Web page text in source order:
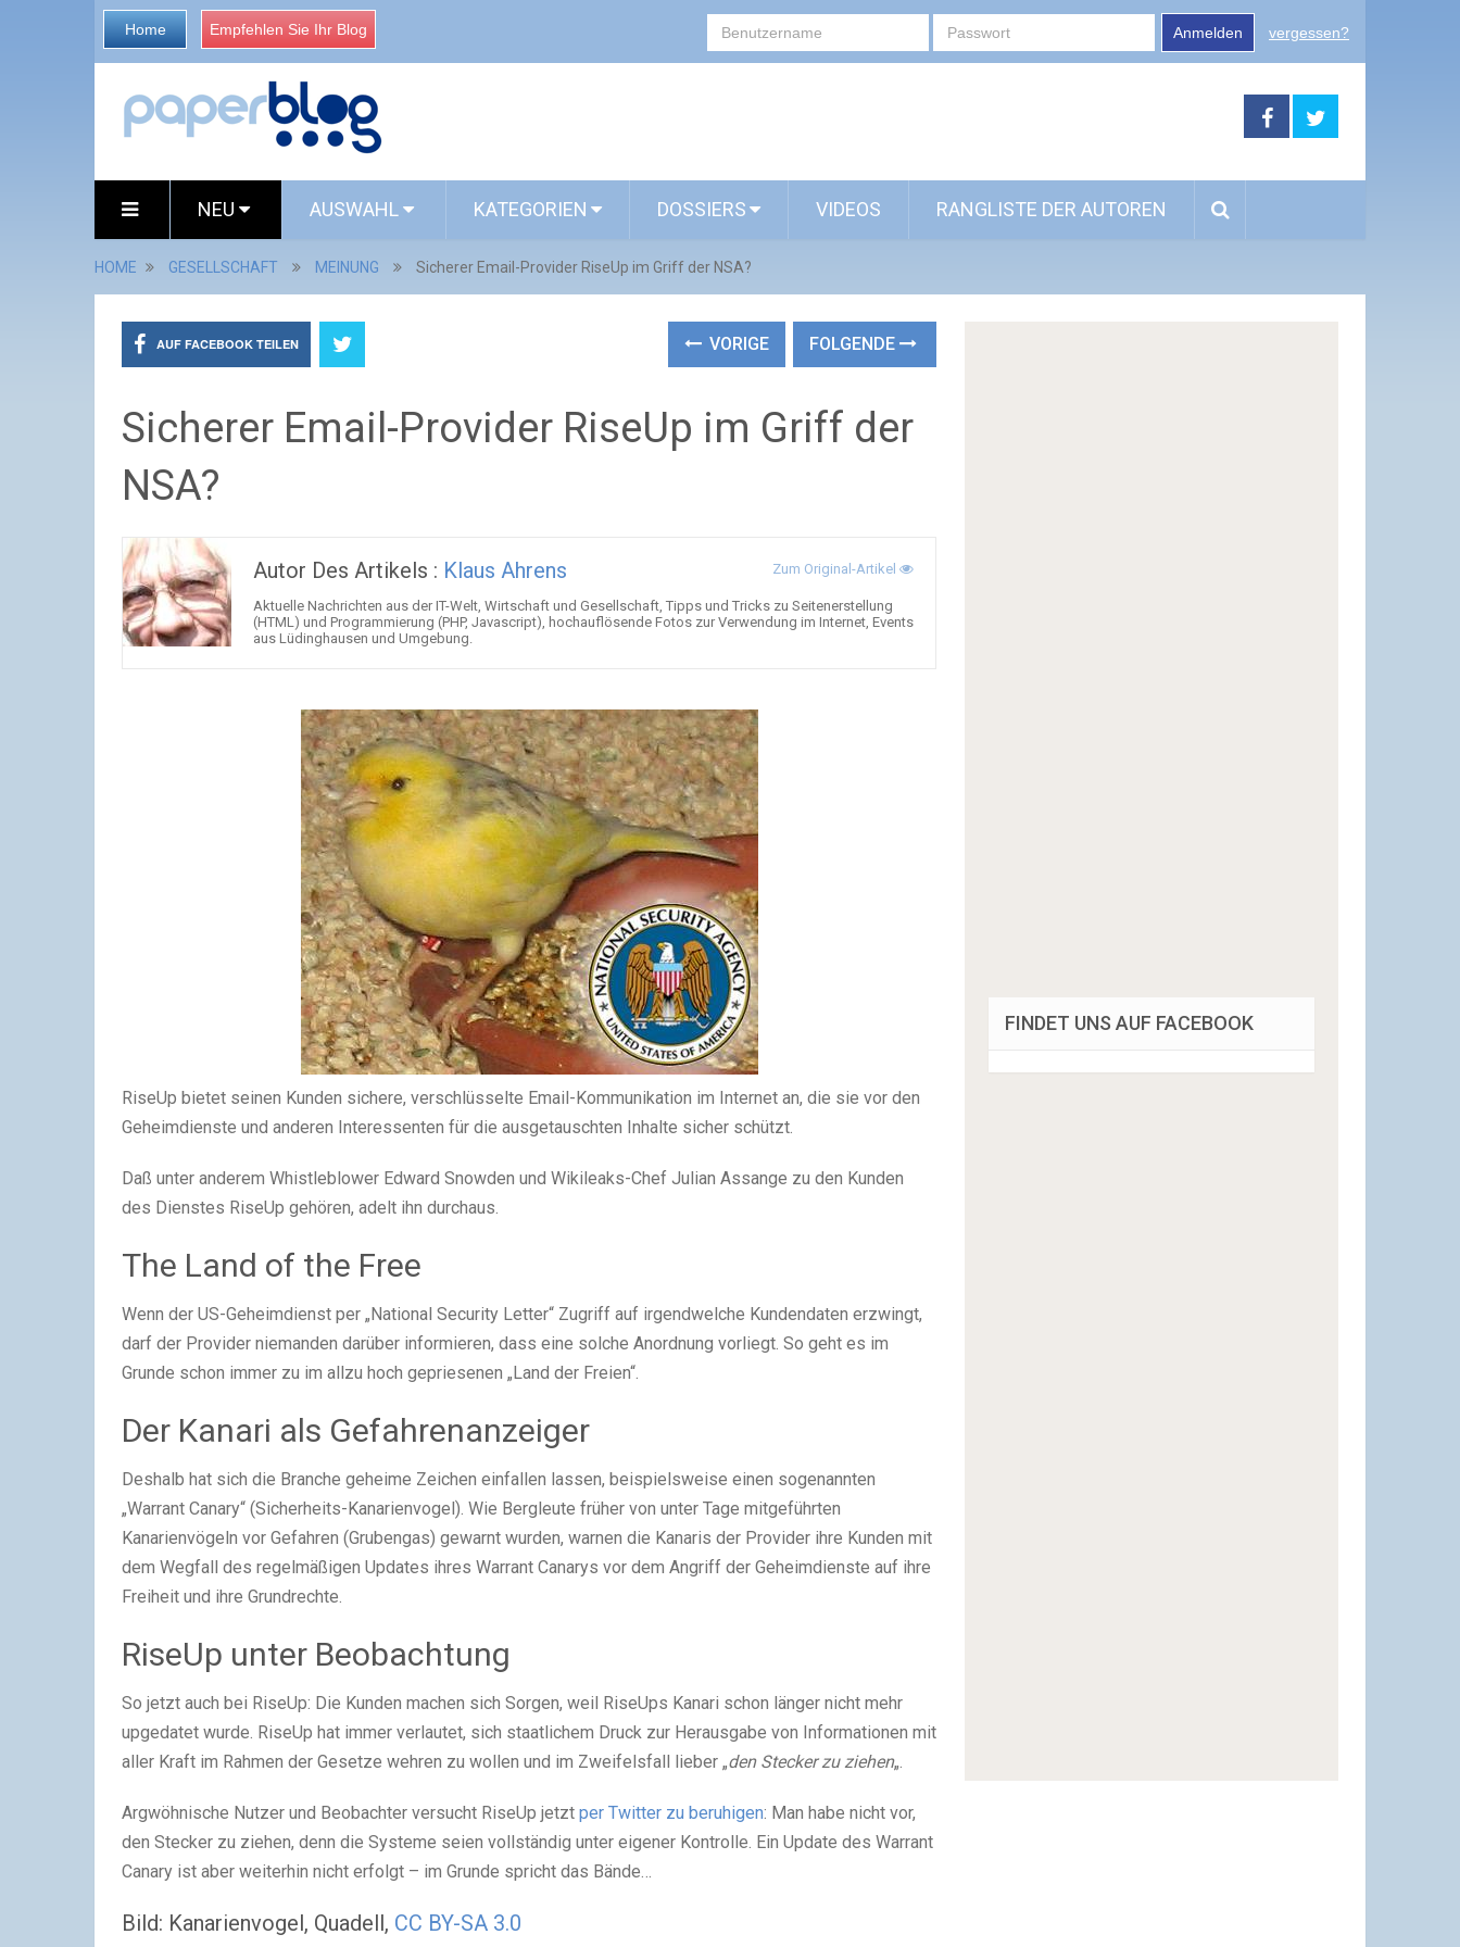
Home Empfehlen Sie Ihr Blog Anmelden vergessen?
NEU AUSWAHL KATEGORIEN DOSSIERS VIDEOS RANGLISTE DER AUTOREN
HOME GESELLSCHAFT MEINUNG Sicherer Email-Provider RiseUp im Griff der NSA?
AUF FACEBOOK TEILEN VORIGE FOLGENDE
Sicherer Email-Provider RiseUp im Griff der
NSA?
Autor Des Artikels : Klaus Ahrens Zum Original-Artikel
Aktuelle Nachrichten aus der IT-Welt, Wirtschaft und Gesellschaft, Tipps und Tricks zu Seitenerstellung
(HTML) und Programmierung (PHP, Javascript), hochauflösende Fotos zur Verwendung im Internet, Events
aus Lüdinghausen und Umgebung.
RiseUp bietet seinen Kunden sichere, verschlüsselte Email-Kommunikation im Internet an, die sie vor den
Geheimdienste und anderen Interessenten für die ausgetauschten Inhalte sicher schützt.
Daß unter anderem Whistleblower Edward Snowden und Wikileaks-Chef Julian Assange zu den Kunden
des Dienstes RiseUp gehören, adelt ihn durchaus.
The Land of the Free
Wenn der US-Geheimdienst per „National Security Letter“ Zugriff auf irgendwelche Kundendaten erzwingt,
darf der Provider niemanden darüber informieren, dass eine solche Anordnung vorliegt. So geht es im
Grunde schon immer zu im allzu hoch gepriesenen „Land der Freien“.
Der Kanari als Gefahrenanzeiger
Deshalb hat sich die Branche geheime Zeichen einfallen lassen, beispielsweise einen sogenannten
„Warrant Canary“ (Sicherheits-Kanarienvogel). Wie Bergleute früher von unter Tage mitgeführten
Kanarienvögeln vor Gefahren (Grubengas) gewarnt wurden, warnen die Kanaris der Provider ihre Kunden mit
dem Wegfall des regelmäßigen Updates ihres Warrant Canarys vor dem Angriff der Geheimdienste auf ihre
Freiheit und ihre Grundrechte.
RiseUp unter Beobachtung
So jetzt auch bei RiseUp: Die Kunden machen sich Sorgen, weil RiseUps Kanari schon länger nicht mehr
upgedatet wurde. RiseUp hat immer verlautet, sich staatlichem Druck zur Herausgabe von Informationen mit
aller Kraft im Rahmen der Gesetze wehren zu wollen und im Zweifelsfall lieber „den Stecker zu ziehen„.
Argwöhnische Nutzer und Beobachter versucht RiseUp jetzt per Twitter zu beruhigen: Man habe nicht vor,
den Stecker zu ziehen, denn die Systeme seien vollständig unter eigener Kontrolle. Ein Update des Warrant
Canary ist aber weiterhin nicht erfolgt – im Grunde spricht das Bände…
Bild: Kanarienvogel, Quadell, CC BY-SA 3.0
FINDET UNS AUF FACEBOOK